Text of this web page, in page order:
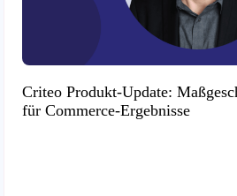
Criteo Produkt-Update:
für Commerce-Ergebnisse